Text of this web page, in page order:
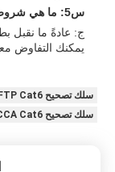
س5: ما هي شروط الدفع الخاصة بك؟
يمكنك التفاوض
سلك تصحيح FTP Cat6
سلك تصحيح CCA Cat6